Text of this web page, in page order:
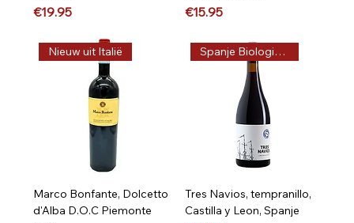
Price
€19.95 Price
€15.95
Nieuw uit Italië
Marco Bonfante, Dolcetto
d'Alba D.O.C Piemonte
Spanje Biologisch
Tres Navios, tempranillo,
Castilla y Leon, Spanje